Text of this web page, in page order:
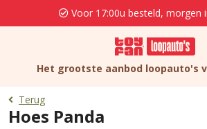
Voor 17:00u besteld, morgen
Het grootste aanbod loopauto's
Terug
Hoes Panda